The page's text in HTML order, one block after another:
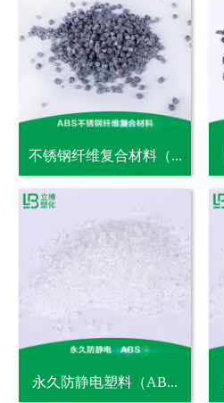
不锈钢纤维复合材料（...
永久防静电塑料（AB...